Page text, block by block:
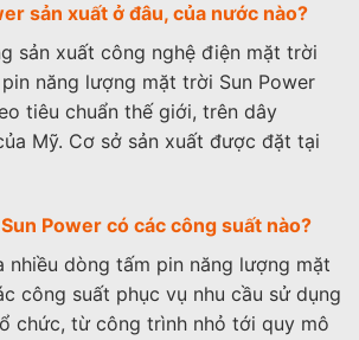
sản xuất ở đâu, của nước nào?
sản xuất công nghệ điện mặt trời
năng lượng mặt trời Sun Power
tiêu chuẩn thế giới, trên dây
Mỹ. Cơ sở sản xuất được đặt tại
Power có các công suất nào?
nhiều dòng tấm pin năng lượng mặt
công suất phục vụ nhu cầu sử dụng
chức, từ công trình nhỏ tới quy mô